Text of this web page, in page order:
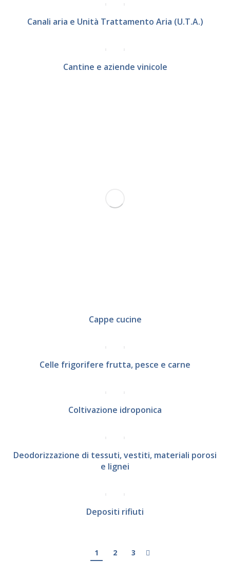
Canali aria e Unità Trattamento Aria (U.T.A.)
Cantine e aziende vinicole
Cappe cucine
Celle frigorifere frutta, pesce e carne
Coltivazione idroponica
Deodorizzazione di tessuti, vestiti, materiali porosi
e lignei
Depositi rifiuti
1 2 3